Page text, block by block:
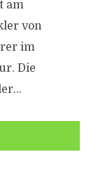
am
von
im
Die